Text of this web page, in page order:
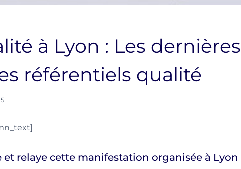
à Lyon : Les dernières
référentiels qualité
relaye cette manifestation organisée à Lyon